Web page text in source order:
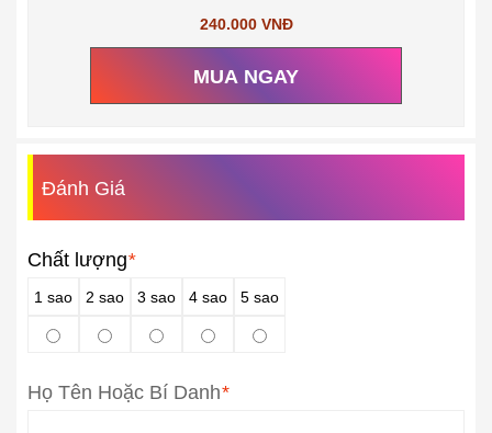
240.000 VNĐ
MUA NGAY
Đánh Giá
Chất lượng*
1 sao 2 sao 3 sao 4 sao 5 sao
*
Họ Tên Hoặc Bí Danh